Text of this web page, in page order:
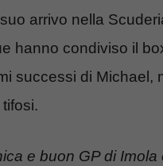
suo arrivo nella
hanno condiviso il
successi di Michael,
e buon GP di Imola